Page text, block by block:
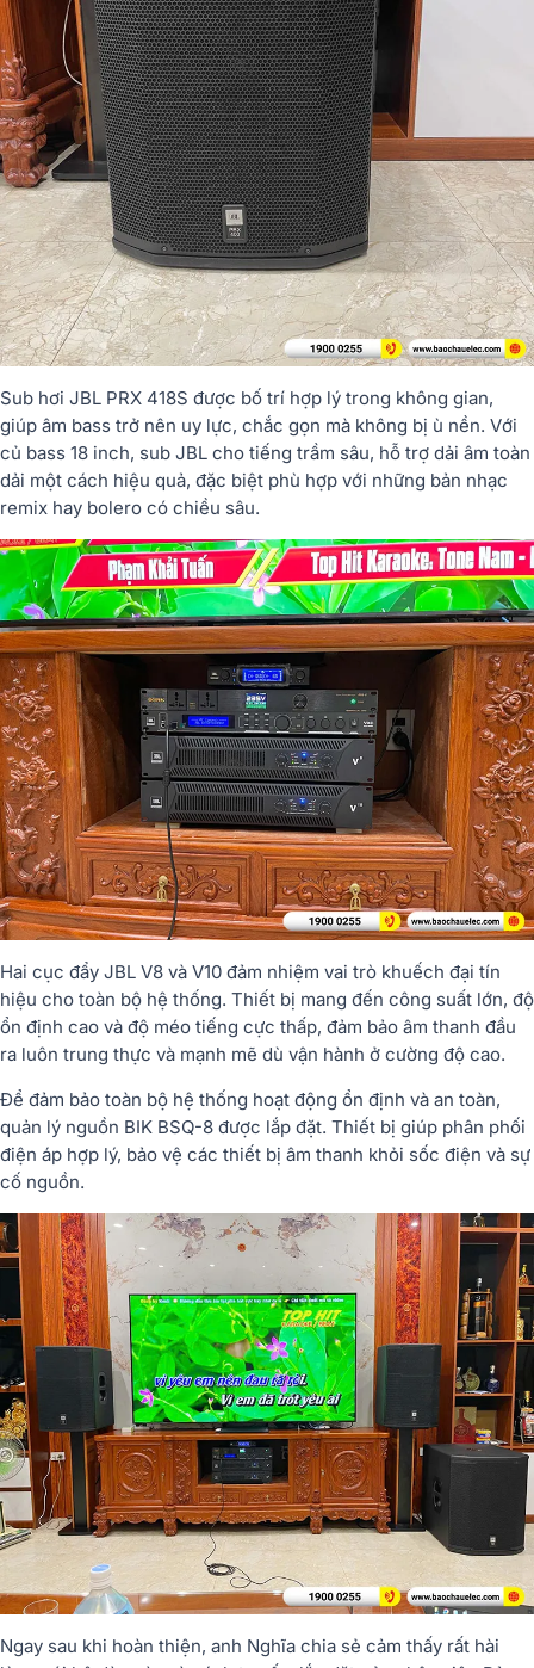
Sub hơi JBL PRX 418S được bố trí hợp lý trong không gian,
giúp âm bass trở nên uy lực, chắc gọn mà không bị ù nền. Với
củ bass 18 inch, sub JBL cho tiếng trầm sâu, hỗ trợ dải âm toàn
dải một cách hiệu quả, đặc biệt phù hợp với những bản nhạc
remix hay bolero có chiều sâu.
Hai cục đẩy JBL V8 và V10 đảm nhiệm vai trò khuếch đại tín
hiệu cho toàn bộ hệ thống. Thiết bị mang đến công suất lớn, độ
ổn định cao và độ méo tiếng cực thấp, đảm bảo âm thanh đầu
ra luôn trung thực và mạnh mẽ dù vận hành ở cường độ cao.
Để đảm bảo toàn bộ hệ thống hoạt động ổn định và an toàn,
quản lý nguồn BIK BSQ-8 được lắp đặt. Thiết bị giúp phân phối
điện áp hợp lý, bảo vệ các thiết bị âm thanh khỏi sốc điện và sự
cố nguồn.
Ngay sau khi hoàn thiện, anh Nghĩa chia sẻ cảm thấy rất hài